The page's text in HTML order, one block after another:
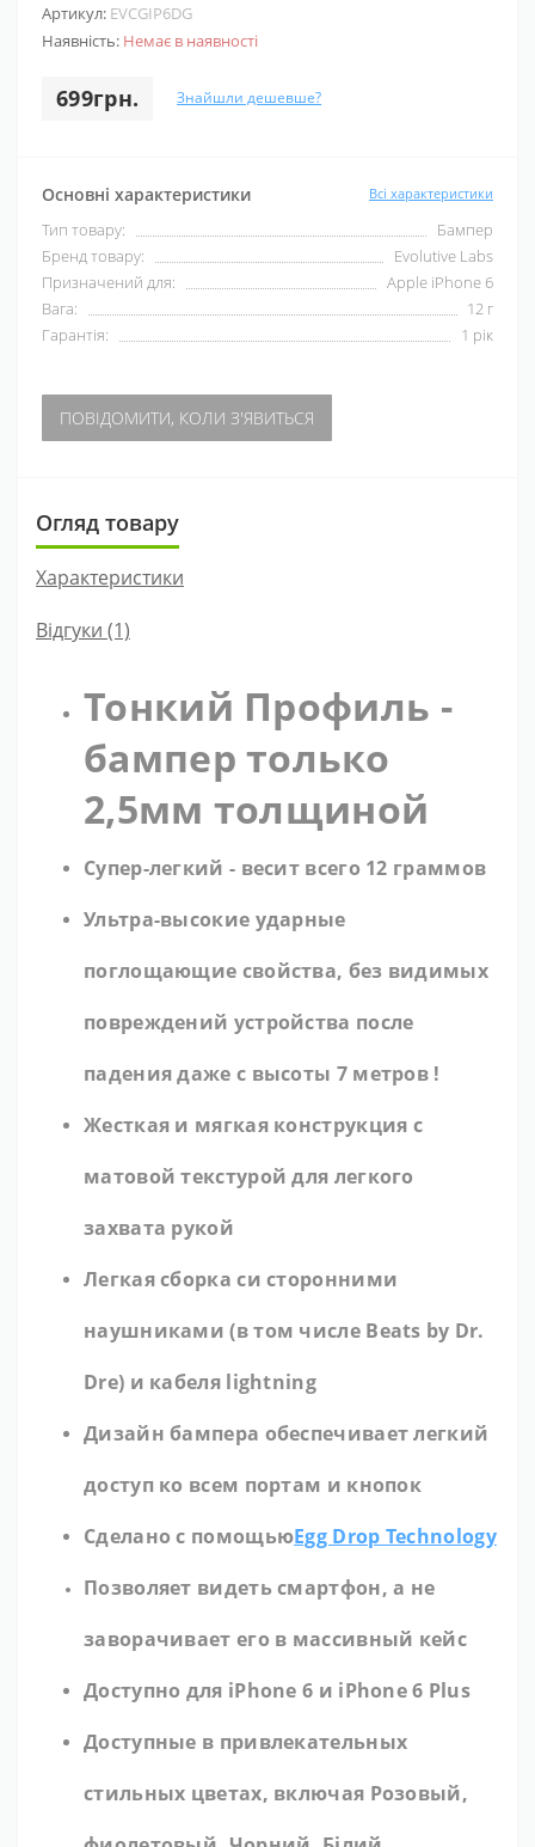
Артикул: EVCGIP6DG
Наявність: Немає в наявності
699грн. Знайшли дешевше?
Основні характеристики Всі характеристики
Тип товару:
Бампер
Бренд товару:
Evolutive Labs
Призначений для:
Apple iPhone 6
Вага:
12 г
Гарантія:
1 рік
ПОВІДОМИТИ, КОЛИ З'ЯВИТЬСЯ
Огляд товару
Характеристики
Відгуки (1)
Тонкий Профиль -
бампер только
2,5мм толщиной
Супер-легкий - весит всего 12 граммов
Ультра-высокие ударные
поглощающие свойства, без видимых
повреждений устройства после
падения даже с высоты 7 метров !
Жесткая и мягкая конструкция с
матовой текстурой для легкого
захвата рукой
Легкая сборка си сторонними
наушниками (в том числе Beats by Dr.
Dre) и кабеля lightning
Дизайн бампера обеспечивает легкий
доступ ко всем портам и кнопок
Сделано с помощьюEgg Drop Technology
Позволяет видеть смартфон, а не
заворачивает его в массивный кейс
Доступно для iPhone 6 и iPhone 6 Plus
Доступные в привлекательных
стильных цветах, включая Розовый,